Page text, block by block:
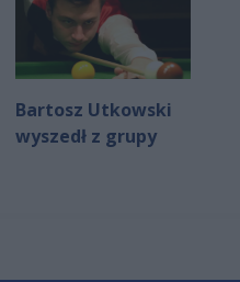
Bartosz Utkowski
wyszedł z grupy